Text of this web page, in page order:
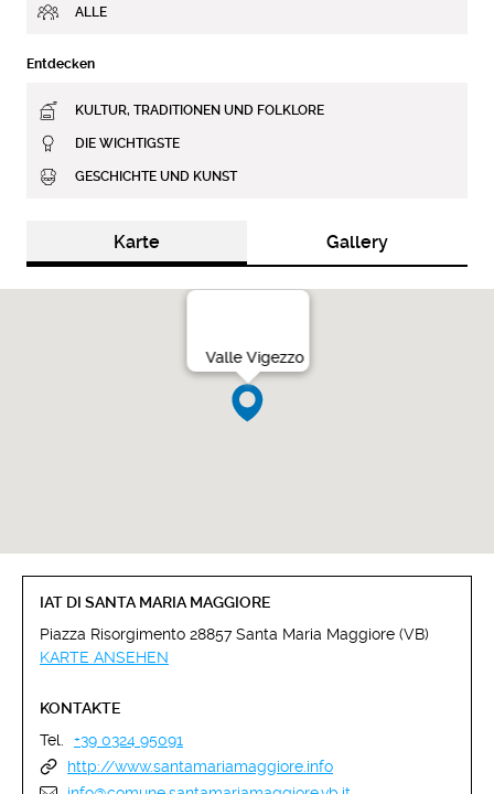
ALLE
Entdecken
KULTUR, TRADITIONEN UND FOLKLORE
DIE WICHTIGSTE
GESCHICHTE UND KUNST
Karte Gallery
Valle Vigezzo
IAT DI SANTA MARIA MAGGIORE
Piazza Risorgimento 28857 Santa Maria Maggiore (VB)
KARTE ANSEHEN
KONTAKTE
Tel.
+39 0324 95091
http://www.santamariamaggiore.info